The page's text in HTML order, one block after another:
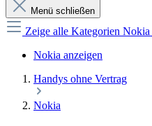
Menü schließen
Zeige alle Kategorien Nokia
Nokia anzeigen
Handys ohne Vertrag
Nokia